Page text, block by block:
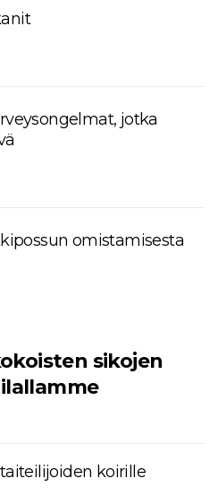
jotka
omistamisesta
sikojen
koirille